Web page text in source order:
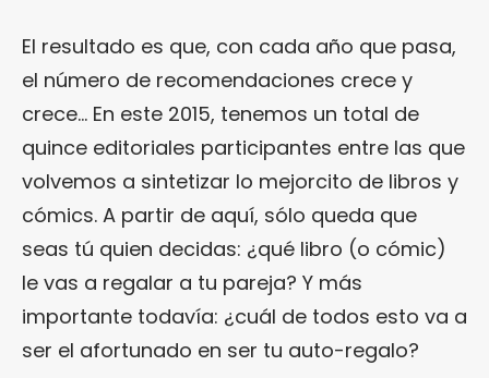
El resultado es que, con cada año que pasa,
el número de recomendaciones crece y
crece… En este 2015, tenemos un total de
quince editoriales participantes entre las que
volvemos a sintetizar lo mejorcito de libros y
cómics. A partir de aquí, sólo queda que
seas tú quien decidas: ¿qué libro (o cómic)
le vas a regalar a tu pareja? Y más
importante todavía: ¿cuál de todos esto va a
ser el afortunado en ser tu auto-regalo?